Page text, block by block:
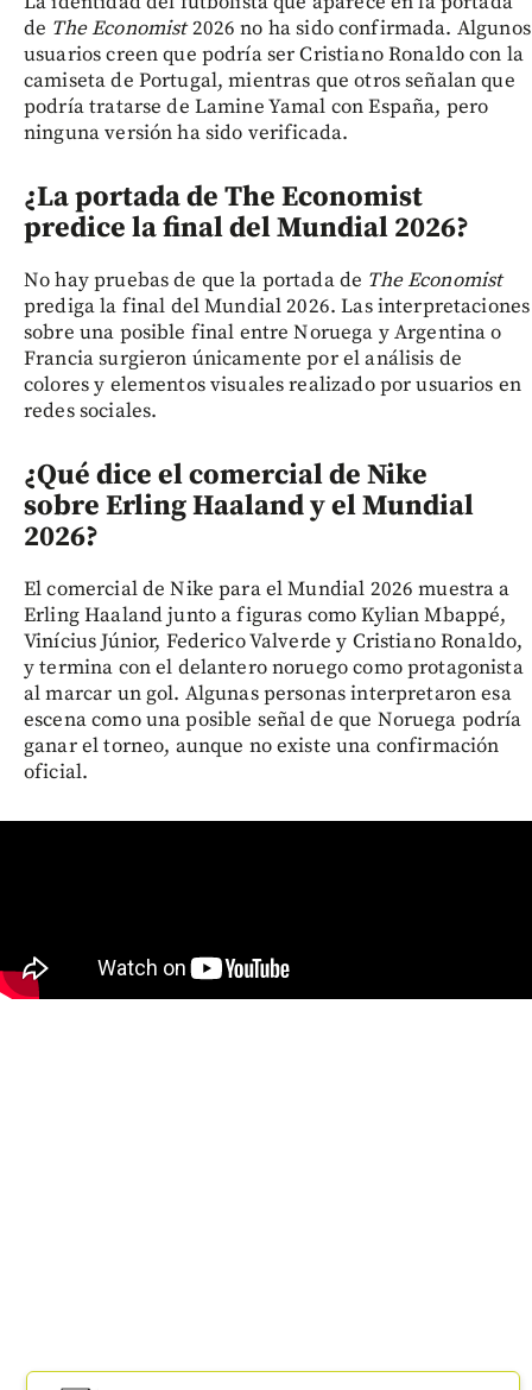
de The Economist2026 no ha sido confirmada. Algunos
usuarios creen que podría ser Cristiano Ronaldo con la
camiseta de Portugal, mientras que otros señalan que
podría tratarse de Lamine Yamal con España, pero
ninguna versión ha sido verificada.
¿La portada de The Economist
predice la final del Mundial 2026?
No hay pruebas de que la portada de The Economist
prediga la final del Mundial 2026. Las interpretaciones
sobre una posible final entre Noruega y Argentina o
Francia surgieron únicamente por el análisis de
colores y elementos visuales realizado por usuarios en
redes sociales.
¿Qué dice el comercial de Nike
sobre Erling Haaland y el Mundial
2026?
El comercial de Nike para el Mundial 2026 muestra a
Erling Haaland junto a figuras como Kylian Mbappé,
Vinícius Júnior, Federico Valverde y Cristiano Ronaldo,
y termina con el delantero noruego como protagonista
al marcar un gol. Algunas personas interpretaron esa
escena como una posible señal de que Noruega podría
ganar el torneo, aunque no existe una confirmación
oficial.